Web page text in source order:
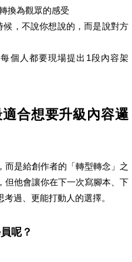
換為觀眾的感受
，不說你想說的，而是說對方
個人都要現場提出1段內容架
合想要升級內容邏
是給創作者的「轉型轉念」之
但他會讓你在下一次寫腳本、下
過、更能打動人的選擇。
呢？